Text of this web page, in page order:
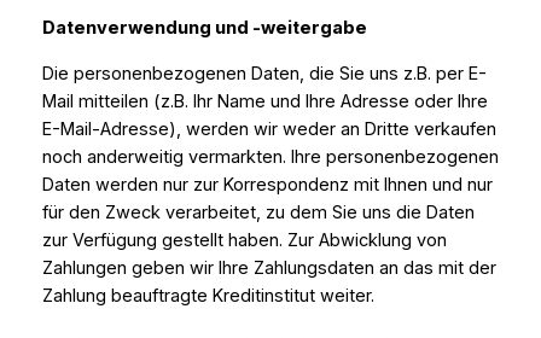
Datenverwendung und -weitergabe
Die personenbezogenen Daten, die Sie uns z.B. per E-
Mail mitteilen (z.B. Ihr Name und Ihre Adresse oder Ihre
E-Mail-Adresse), werden wir weder an Dritte verkaufen
noch anderweitig vermarkten. Ihre personenbezogenen
Daten werden nur zur Korrespondenz mit Ihnen und nur
für den Zweck verarbeitet, zu dem Sie uns die Daten
zur Verfügung gestellt haben. Zur Abwicklung von
Zahlungen geben wir Ihre Zahlungsdaten an das mit der
Zahlung beauftragte Kreditinstitut weiter.